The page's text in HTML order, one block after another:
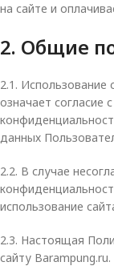
на сайте и
2. Общие
2.1. Использование
означает согласие
данных
2.2. В случае
использование
2.3. Настоящая
сайту